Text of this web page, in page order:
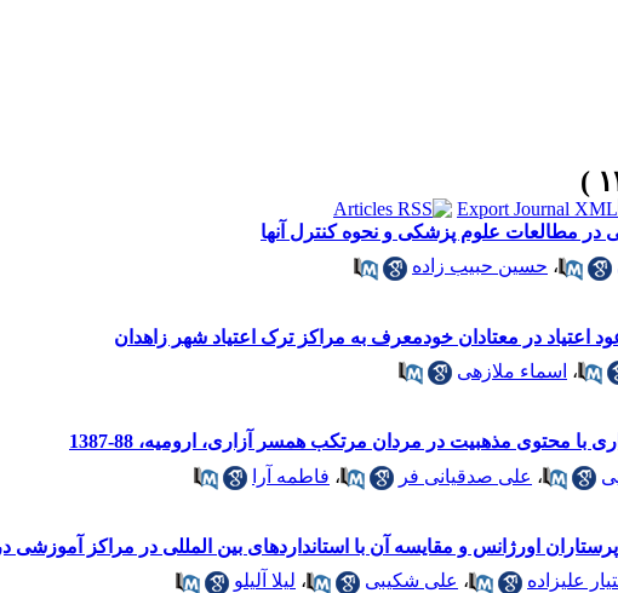
مطالعات علوم پزشکی و نحوه کنترل آن­ها
، حسین حبیب زاده
اعتیاد در معتادان خودمعرف به مراکز ترک اعتیاد شهر زاهدان
، اسماء ملازهی
با محتوی مذهبیت در مردان مرتکب همسر آزاری، ارومیه، 88-1387
، علی صدقیانی فر ، فاطمه آرا
اورژانس و مقایسه آن با استانداردهای بین المللی در مراکز آموزشی
علیزاده ، علی شکیبی ، لیلا آلیلو